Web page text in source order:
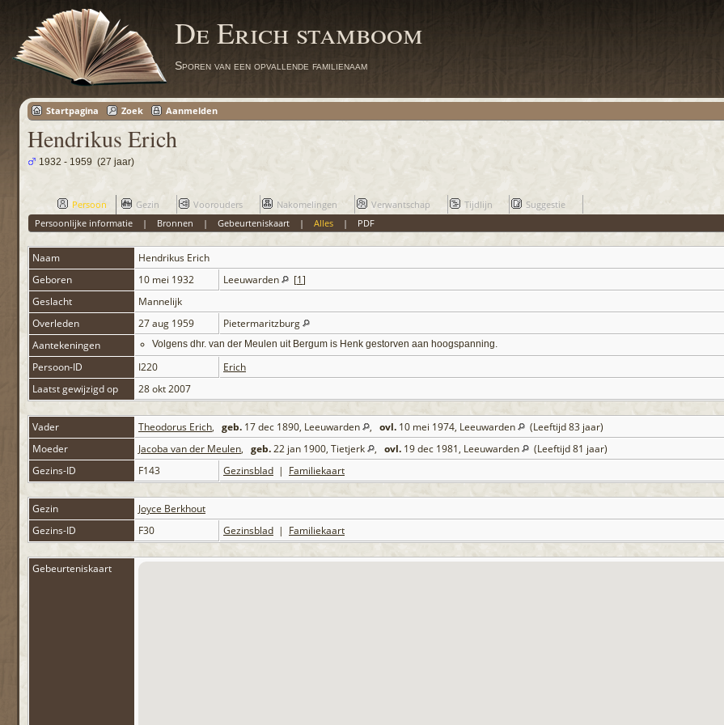
De Erich stamboom
Sporen van een opvallende familienaam
Startpagina Zoek Aanmelden
Hendrikus Erich
1932 - 1959 (27 jaar)
Persoon Gezin Voorouders Nakomelingen Verwantschap Tijdlijn
Suggestie
Persoonlijke informatie| Bronnen | Gebeurteniskaart| Alles| PDF
Naam Hendrikus Erich
Geboren
10 mei 1932 Leeuwarden [1]
Geslacht
Mannelijk
Overleden
27 aug 1959
Pietermaritzburg
Aantekeningen
Volgens dhr. van der Meulen uit Bergum is Henk gestorven aan hoogspanning.
Persoon-ID I220
Erich
Laatst gewijzigd op
28 okt 2007
Vader Theodorus Erich, geb. 17 dec 1890, Leeuwarden , ovl. 10 mei 1974, Leeuwarden
(Leeftijd 83 jaar)
Moeder
Jacoba van der Meulen, geb.22 jan 1900, Tietjerk , ovl. 19 dec 1981, Leeuwarden
(Leeftijd 81 jaar)
Gezins-ID
F143 Gezinsblad | Familiekaart
Gezin
Joyce Berkhout
Gezins-ID
F30 Gezinsblad | Familiekaart
Gebeurteniskaart